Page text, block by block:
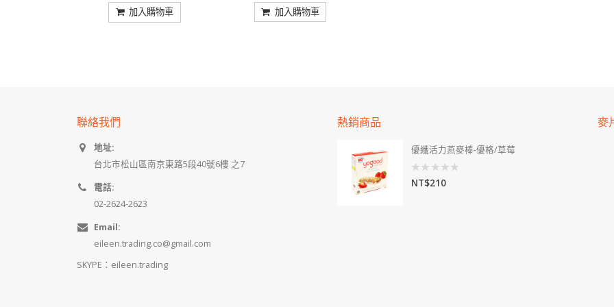
5
加入購物車
5
加入購物車
聯絡我們
地址:
台北市松山區南京東路5段40號6樓 之7
電話:
02-2624-2623
Email:
eileen.trading.co@gmail.com
SKYPE：eileen.trading
熱銷商品
優纖活力燕麥棒-優格/草莓
0
out
NT$210
麥